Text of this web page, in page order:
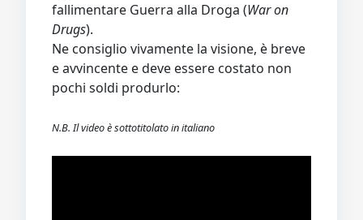
fallimentare Guerra alla Droga (War on
Drugs).
Ne consiglio vivamente la visione, è breve
e avvincente e deve essere costato non
pochi soldi produrlo:
N.B. Il video è sottotitolato in italiano